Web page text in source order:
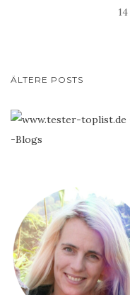
BEITRAGS-
ÄLTERE POSTS